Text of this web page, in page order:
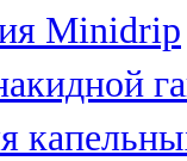
Minidrip